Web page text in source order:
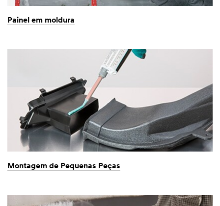
Painel em moldura
Montagem de Pequenas Peças